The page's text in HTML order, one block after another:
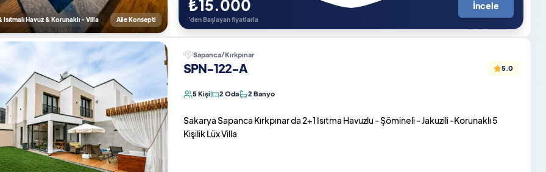
Isıtmalı Havuz & Korunaklı - Villa Aile Konsepti
₺15.000
'den Başlayan fiyatlarla
İncele
Sapanca/Kırkpınar
SPN-122-A 5.0
5 Kişi 2 Oda 2 Banyo
Sakarya Sapanca Kırkpınar da 2+1 Isıtma Havuzlu - Şömineli - Jakuzili -Korunaklı 5
Kişilik Lüx Villa